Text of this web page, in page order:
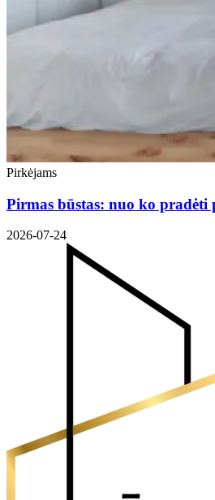
Pirkėjams
Pirmas būstas: nuo ko pradėti
2026-07-24